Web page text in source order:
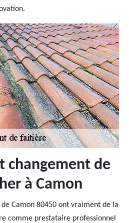
changement de
à Camon
de Camon 80450 ont vraiment de la
comme prestataire professionnel